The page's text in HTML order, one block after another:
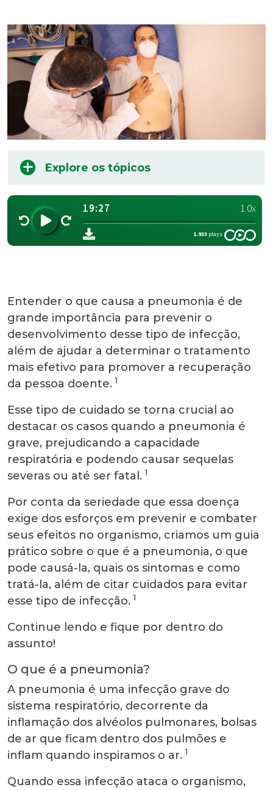
Explore os tópicos
Entender o que causa a pneumonia é de
grande importância para prevenir o
desenvolvimento desse tipo de infecção,
além de ajudar a determinar o tratamento
mais efetivo para promover a recuperação
da pessoa doente. 1
Esse tipo de cuidado se torna crucial ao
destacar os casos quando a pneumonia é
grave, prejudicando a capacidade
respiratória e podendo causar sequelas
severas ou até ser fatal. 1
Por conta da seriedade que essa doença
exige dos esforços em prevenir e combater
seus efeitos no organismo, criamos um guia
prático sobre o que é a pneumonia, o que
pode causá-la, quais os sintomas e como
tratá-la, além de citar cuidados para evitar
esse tipo de infecção. 1
Continue lendo e fique por dentro do
assunto!
O que é a pneumonia?
A pneumonia é uma infecção grave do
sistema respiratório, decorrente da
inflamação dos alvéolos pulmonares, bolsas
de ar que ficam dentro dos pulmões e
inflam quando inspiramos o ar. 1
Quando essa infecção ataca o organismo,